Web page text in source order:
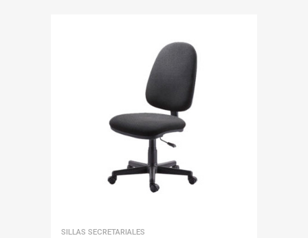
SILLAS SECRETARIALES